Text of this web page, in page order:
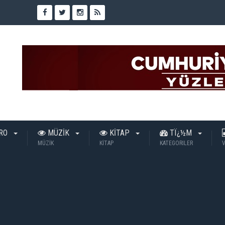
MÜZİK
MÜZİK
KİTAP
KİTAP
TÏ¿½M
KATEGORILER